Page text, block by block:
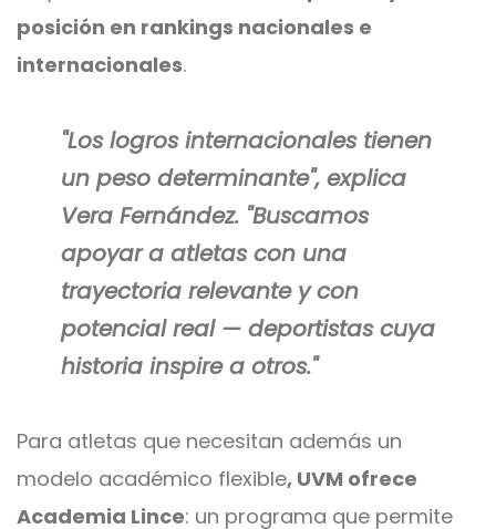
posición en rankings nacionales e
internacionales.
"Los logros internacionales tienen
un peso determinante", explica
Vera Fernández. "Buscamos
apoyar a atletas con una
trayectoria relevante y con
potencial real — deportistas cuya
historia inspire a otros."
Para atletas que necesitan además un
modelo académico flexible, UVM ofrece
Academia Lince: un programa que permite